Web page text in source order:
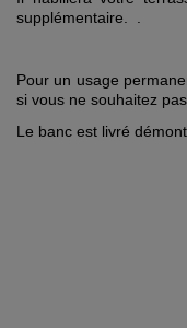
supplémentaire. .
Pour un usage
si vous ne souhaitez
Le banc est livré